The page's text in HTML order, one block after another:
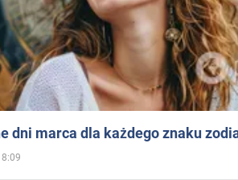
dni marca dla każdego znaku